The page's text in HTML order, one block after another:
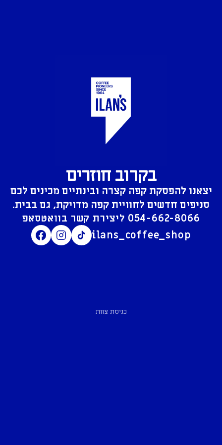
בקרוב חוזרים
יצאנו להפסקת קפה קצרה ובינתיים מכינים לכם
סניפים חדשים לחוויית קפה מדויקת, גם בבית.
054-662-8066
ilans_coffee_shop
כניסת צוות